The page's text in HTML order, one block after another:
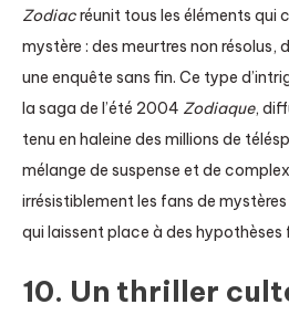
Zodiacréunit tous les éléments qui
mystère : des meurtres non résolus,
une enquête sans fin. Ce type
la saga de l’été 2004 Zodiaque,
tenu en haleine des millions de
mélange de suspense et de
irrésistiblement les fans de
qui laissent place à des hypothèses
10. Un thriller